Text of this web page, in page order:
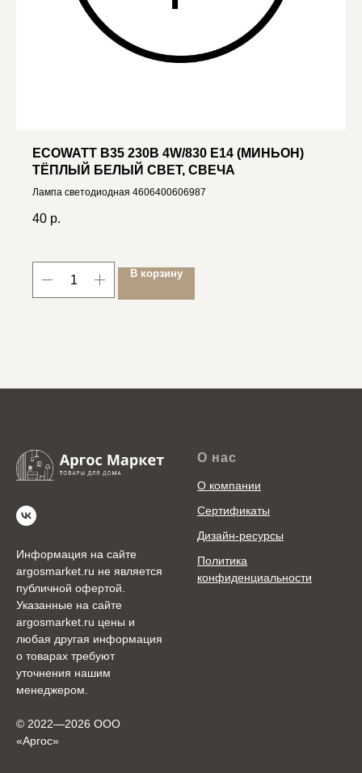
ECOWATT B35 230В 4W/830 E14 (МИНЬОН)
ТЁПЛЫЙ БЕЛЫЙ СВЕТ, СВЕЧА
Лампа светодиодная 4606400606987
40 р.
В корзину
Информация на сайте
argosmarket.ru не является
публичной офертой.
Указанные на сайте
argosmarket.ru цены и
любая другая информация
о товарах требуют
уточнения нашим
менеджером.
© 2022—2026 ООО
«Аргоc»
О нас
О компании
Сертификаты
Дизайн-ресурсы
Политика
конфиденциальности